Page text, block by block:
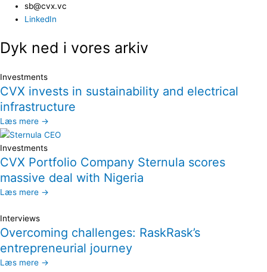
sb@cvx.vc​
LinkedIn
Dyk ned i vores arkiv
Investments
CVX invests in sustainability and electrical
infrastructure
Læs mere →
Investments
CVX Portfolio Company Sternula scores
massive deal with Nigeria
Læs mere →
Interviews
Overcoming challenges: RaskRask’s
entrepreneurial journey
Læs mere →